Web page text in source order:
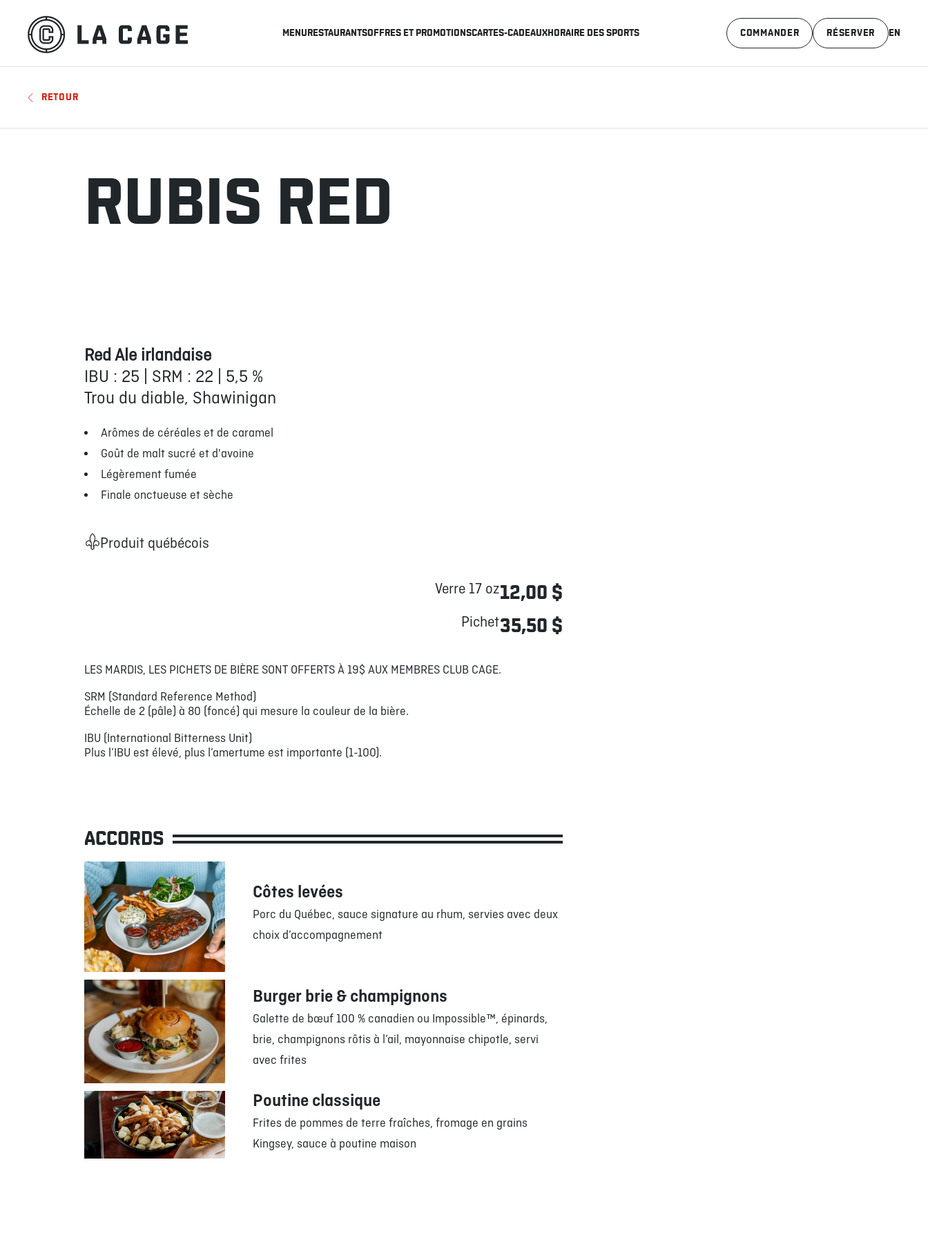
MENURESTAURANTSOFFRES ET PROMOTIONSCARTES-CADEAUXHORAIRE DES SPORTS RÉSERVER
COMMANDER EN
RETOUR
RUBIS RED
Red Ale irlandaise
IBU : 25 | SRM : 22 | 5,5 %
Trou du diable, Shawinigan
Arômes de céréales et de caramel
Goût de malt sucré et d'avoine
Légèrement fumée
Finale onctueuse et sèche
Produit québécois
Verre 17 oz12,00 $
Pichet35,50 $
LES MARDIS, LES PICHETS DE BIÈRE SONT OFFERTS À 19$ AUX MEMBRES CLUB CAGE.
SRM (Standard Reference Method)
Échelle de 2 (pâle) à 80 (foncé) qui mesure la couleur de la bière.
IBU (International Bitterness Unit)
Plus l’IBU est élevé, plus l’amertume est importante (1-100).
ACCORDS
Côtes levées
Porc du Québec, sauce signature au rhum, servies avec deux
choix d’accompagnement
Burger brie & champignons
Galette de bœuf 100 % canadien ou Impossible™, épinards,
brie, champignons rôtis à l’ail, mayonnaise chipotle, servi
avec frites
Poutine classique
Frites de pommes de terre fraîches, fromage en grains
Kingsey, sauce à poutine maison